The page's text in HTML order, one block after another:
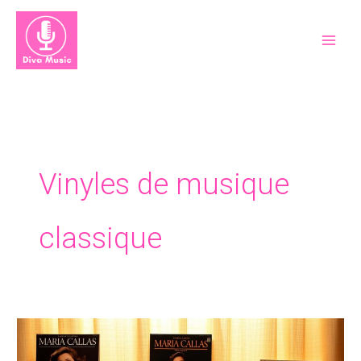
Aller
contenu
Vinyles de musique
classique
Callas